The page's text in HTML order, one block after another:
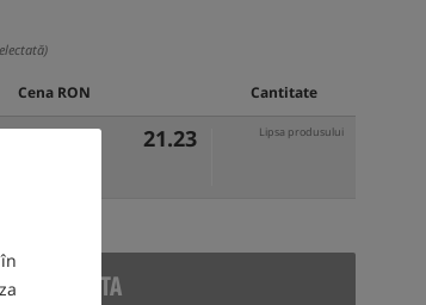
Cena RON Cantitate
21.23 Lipsa produsului
DIN OFERTA